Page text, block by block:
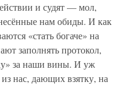
и судят — мол,
нам обиды. И как
«стать богаче» на
заполнять протокол,
за наши вины. И уж
нас, дающих взятку, на